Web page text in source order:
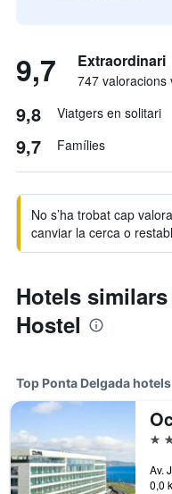
9,7 Extraordinari
747 valoracions
9,8 Viatgers en solitari
9,7 Famílies
No s’ha trobat cap
canviar la cerca o
Hotels
Hostel
Top Ponta Delgada hotels
5
0,0